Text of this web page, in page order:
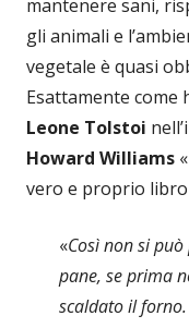
mantenere sani,
gli animali e
vegetale è quasi
Esattamente come
Leone Tolstoi
Howard Williams «
vero e proprio
«Così non si
pane, se prima
scaldato il